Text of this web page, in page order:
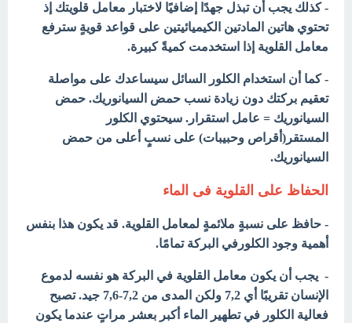
- كذلك يجب أن تبذل جهدًا إضافيًا لاختبار معامل قلويتك إذ
تحتوي هاتين المادتين الكيميائيتين على قواعد قويةٍ سترفع
معامل القلوية إذا استخدمت كميةً كبيرة.
- كما أن استخدام الكلور السائل سيساعدك على مواصلة
تعقيم بركتك دون زيادة نسب حمض السيانوريك. حمض
السيانوريك = عامل استقرار. سيحتوي الكلور
المستقر(أقراص وحبيبات) على نسبٍ أعلى من حمض
السيانوريك.
الحفاظ على القلوية فى الماء
- حافظ على نسبةٍ ملائمةٍ لمعامل القلوية. قد يكون هذا بنفس
أهمية وجود الكلورفي البركة تمامًا.
- يجب أن يكون معامل القلوية في البركة هو نفسه لدموع
الإنسان تقريبًا أي 7,2 ولكن المدى من 7,2-7,6 جيد. تصبح
فعالية الكلور في تطهير الماء أكبر بعشر مراتٍ عندما يكون